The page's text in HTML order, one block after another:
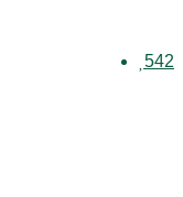
542